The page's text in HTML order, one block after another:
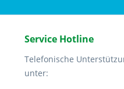
Service Hotline
Telefonische
unter: